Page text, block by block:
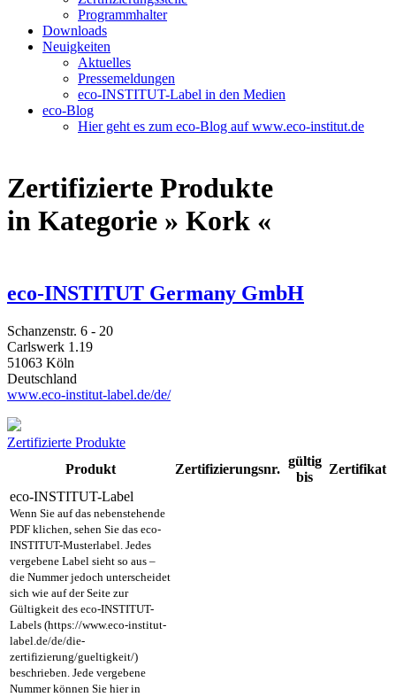
Programmhalter
Downloads
Neuigkeiten
Aktuelles
Pressemeldungen
eco-INSTITUT-Label in den Medien
eco-Blog
Hier geht es zum eco-Blog auf www.eco-institut.de
Zertifizierte Produkte
in Kategorie » Kork «
eco-INSTITUT Germany GmbH
Schanzenstr. 6 - 20
Carlswerk 1.19
51063 Köln
Deutschland
www.eco-institut-label.de/de/
Zertifizierte Produkte
Produkt
Zertifizierungsnr.
gültig
bis
Zertifikat
eco-INSTITUT-Label
Wenn Sie auf das nebenstehende
PDF klichen, sehen Sie das eco-
INSTITUT-Musterlabel. Jedes
vergebene Label sieht so aus –
die Nummer jedoch unterscheidet
sich wie auf der Seite zur
Gültigkeit des eco-INSTITUT-
Labels (https://www.eco-institut-
label.de/de/die-
zertifizierung/gueltigkeit/)
beschrieben. Jede vergebene
Nummer können Sie hier in